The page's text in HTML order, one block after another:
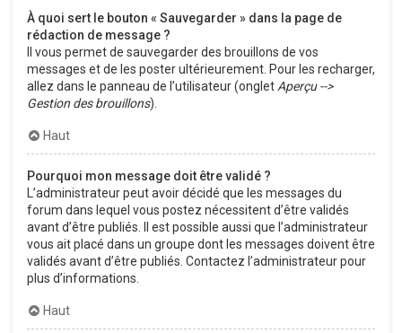
À quoi sert le bouton « Sauvegarder » dans la page de
rédaction de message ?
Il vous permet de sauvegarder des brouillons de vos
messages et de les poster ultérieurement. Pour les recharger,
allez dans le panneau de l’utilisateur (onglet Aperçu -->
Gestion des brouillons).
Haut
Pourquoi mon message doit être validé ?
L’administrateur peut avoir décidé que les messages du
forum dans lequel vous postez nécessitent d’être validés
avant d’être publiés. Il est possible aussi que l’administrateur
vous ait placé dans un groupe dont les messages doivent être
validés avant d’être publiés. Contactez l’administrateur pour
plus d’informations.
Haut